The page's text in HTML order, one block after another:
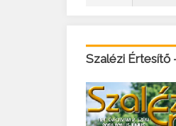
Szalézi Értesítő